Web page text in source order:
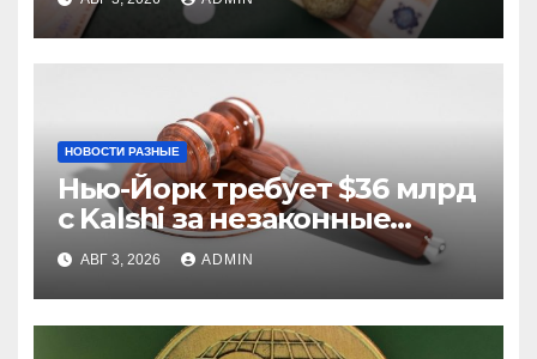
НОВОСТИ РАЗНЫЕ
Нью-Йорк требует $36 млрд
с Kalshi за незаконные
ставки
АВГ 3, 2026 ADMIN